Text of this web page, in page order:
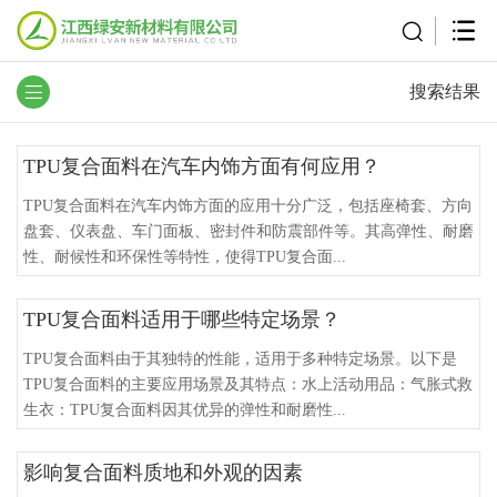
搜索结果
TPU复合面料在汽车内饰方面有何应用？
TPU复合面料在汽车内饰方面的应用十分广泛，包括座椅套、方向
盘套、仪表盘、车门面板、密封件和防震部件等。其高弹性、耐磨
性、耐候性和环保性等特性，使得TPU复合面...
TPU复合面料适用于哪些特定场景？
TPU复合面料由于其独特的性能，适用于多种特定场景。以下是
TPU复合面料的主要应用场景及其特点：水上活动用品：气胀式救
生衣：TPU复合面料因其优异的弹性和耐磨性...
影响复合面料质地和外观的因素